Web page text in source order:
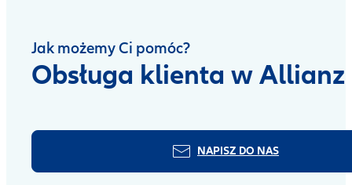
Jak możemy Ci pomóc?
Obsługa klienta w Allianz
NAPISZ DO NAS